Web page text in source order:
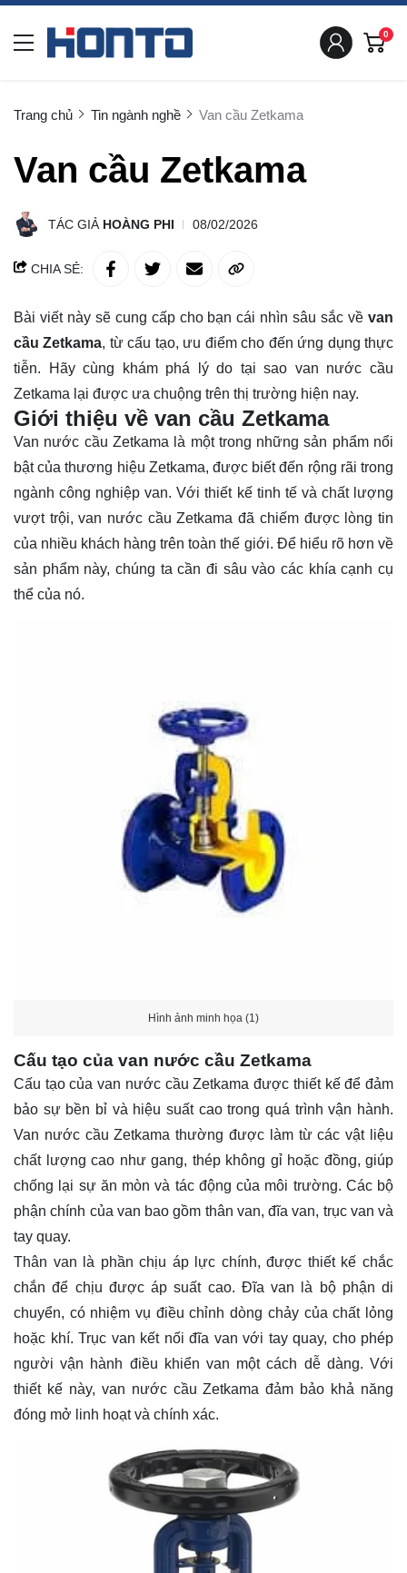
0
Trang chủ Tin ngành nghề Van cầu Zetkama
Van cầu Zetkama
TÁC GIẢ HOÀNG PHI 08/02/2026
CHIA SẺ:
Bài viết này sẽ cung cấp cho bạn cái nhìn sâu sắc về van
cầu Zetkama, từ cấu tạo, ưu điểm cho đến ứng dụng thực
tiễn. Hãy cùng
khám phá lý do tại sao van nước cầu
Zetkama lại được ưa chuộng trên thị trường hiện nay.
Giới thiệu về van cầu Zetkama
Van nước cầu Zetkama là một trong những sản phẩm nổi
bật của thương hiệu Zetkama, được biết đến rộng rãi trong
ngành công nghiệp van. Với thiết kế tinh tế và chất lượng
vượt trội, van nước cầu Zetkama đã chiếm được lòng tin
của nhiều khách hàng trên toàn thế giới. Để hiểu rõ hơn về
sản phẩm này, chúng ta cần đi sâu vào các khía cạnh cụ
thể của nó.
Hình ảnh minh họa (1)
Cấu tạo của van nước cầu Zetkama
Cấu tạo của van nước cầu Zetkama được thiết kế để đảm
bảo sự bền bỉ và hiệu suất cao trong quá trình vận hành.
Van nước cầu Zetkama thường được làm từ các vật liệu
chất lượng cao như gang, thép không gỉ hoặc đồng, giúp
chống lại sự ăn mòn và tác động của môi trường. Các bộ
phận chính của van bao gồm thân van, đĩa van, trục van và
tay quay.
Thân van là phần chịu áp lực chính, được thiết kế chắc
chắn để chịu được áp suất cao. Đĩa van là bộ phận di
chuyển, có nhiệm vụ điều chỉnh dòng chảy của chất lỏng
hoặc khí. Trục van kết nối đĩa van với tay quay, cho phép
người vận hành điều khiển van một cách dễ dàng. Với
thiết kế này, van nước cầu Zetkama đảm bảo khả năng
đóng mở linh hoạt và chính xác.